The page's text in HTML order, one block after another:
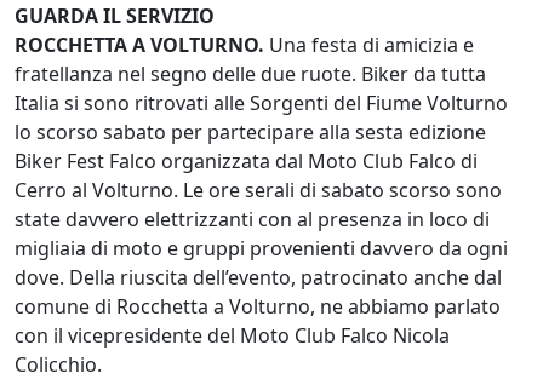
GUARDA IL SERVIZIO
ROCCHETTA A VOLTURNO. Una festa di amicizia e
fratellanza nel segno delle due ruote. Biker da tutta
Italia si sono ritrovati alle Sorgenti del Fiume Volturno
lo scorso sabato per partecipare alla sesta edizione
Biker Fest Falco organizzata dal Moto Club Falco di
Cerro al Volturno. Le ore serali di sabato scorso sono
state davvero elettrizzanti con al presenza in loco di
migliaia di moto e gruppi provenienti davvero da ogni
dove. Della riuscita dell’evento, patrocinato anche dal
comune di Rocchetta a Volturno, ne abbiamo parlato
con il vicepresidente del Moto Club Falco Nicola
Colicchio.